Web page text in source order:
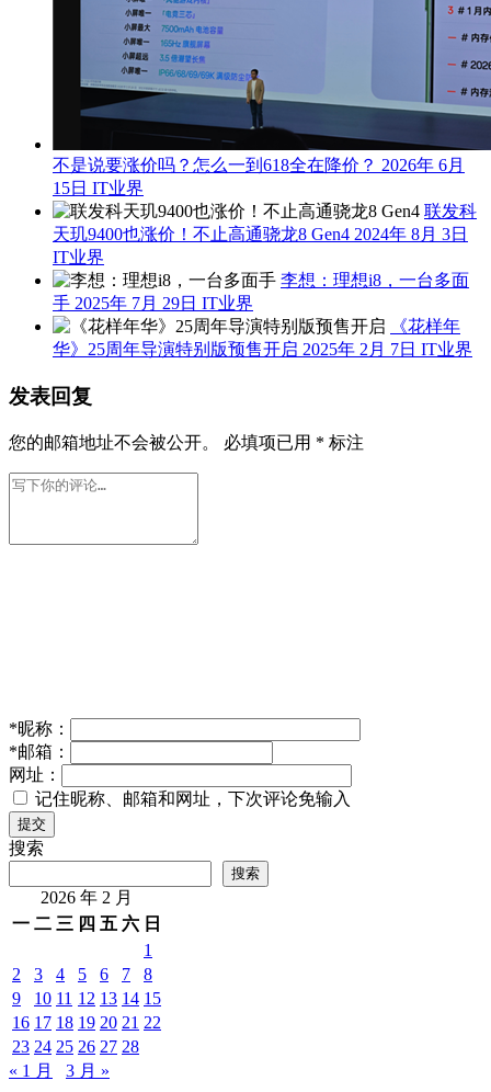
不是说要涨价吗？怎么一到618全在降价？ 2026年 6月
15日 IT业界
联发科
天玑9400也涨价！不止高通骁龙8 Gen4 2024年 8月 3日
IT业界
李想：理想i8，一台多面
手 2025年 7月 29日 IT业界
《花样年
华》25周年导演特别版预售开启 2025年 2月 7日 IT业界
发表回复
您的邮箱地址不会被公开。 必填项已用 * 标注
*昵称：
*邮箱：
网址：
记住昵称、邮箱和网址，下次评论免输入
提交
搜索
搜索
2026 年 2 月
一 二 三 四 五 六 日
1
2
3 4 5 6 7
8
9
10 11 12 13 14 15
16 17 18 19 20 21 22
23 24 25 26 27 28
« 1 月
3 月 »